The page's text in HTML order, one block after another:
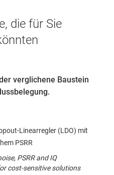
die für Sie
verglichene Baustein
Linearregler (LDO) mit
PSRR
PSRR and IQ
cost-sensitive solutions